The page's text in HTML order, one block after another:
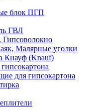
блок ПГП
ГВЛ
Гипсоволокно
Малярные уголки
Кнауф (Knauf)
для гипсокартона